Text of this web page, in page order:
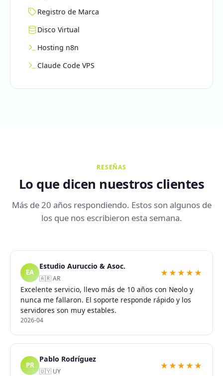
Registro de Marca
Disco Virtual
Hosting n8n
Claude Code VPS
RESEÑAS
Lo que dicen nuestros clientes
Más de 20 años respondiendo. Estos son algunos de
los que nos escribieron esta semana.
EA
Estudio Auruccio & Asoc.
🇦🇷 AR
★★★★★
Excelente servicio, llevo más de 10 años con Neolo y
nunca me fallaron. El soporte responde rápido y los
servidores son muy estables.
2026-04
PR
Pablo Rodríguez
🇺🇾 UY
★★★★★